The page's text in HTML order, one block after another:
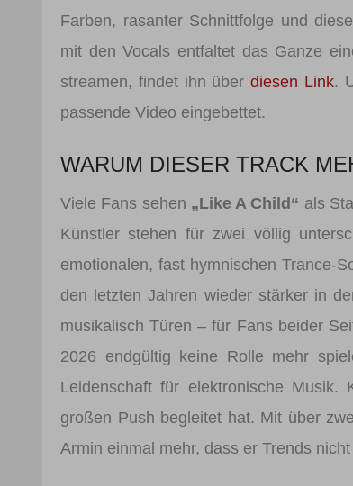
Farben, rasanter Schnittfolge und
mit den Vocals entfaltet das Ganze
streamen, findet ihn über diesen Link.
passende Video eingebettet.
WARUM DIESER TRACK
Viele Fans sehen „Like A Child“ als
Künstler stehen für zwei völlig
emotionalen, fast hymnischen Trance-
den letzten Jahren wieder stärker in
musikalisch Türen – für Fans beider
2026 endgültig keine Rolle mehr
Leidenschaft für elektronische
großen Push begleitet hat. Mit über
Armin einmal mehr, dass er Trends